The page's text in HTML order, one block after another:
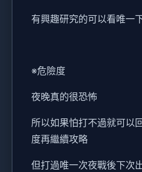
有興趣研究的可以看唯一
※危險度
夜晚真的很恐怖
所以如果怕打不過就可以
度再繼續攻略
但打過唯一次夜戰後下次